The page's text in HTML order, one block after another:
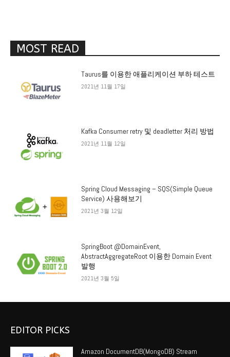
MOST READ
Taurus를 이용한 애플리케이션 부하 테스트
2021년 11월 17일
Kafka Consumer retry 및 deadletter 처리 방법
2021년 11월 12일
Spring Cloud Messaging – SQS(Simple Queue
Service) 사용해보기
2021년 3월 12일
SpringBoot @DomainEvent,
AbstractAggregateRoot 이용한 Domain Event
발행
2021년 3월 5일
EDITOR PICKS
Amazon DocumentDB(MongoDB) Stream